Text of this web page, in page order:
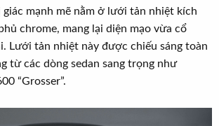
mạnh mẽ nằm ở lưới tản nhiệt kích
chrome, mang lại diện mạo vừa cổ
Lưới tản nhiệt này được chiếu sáng toàn
từ các dòng sedan sang trọng như
“Grosser”.